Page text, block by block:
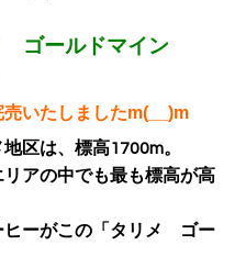
ゴールドマイン
いたしましたm(__)m
区は、標高1700m。
アの中でも最も標高が高
ヒーがこの「タリメ ゴー